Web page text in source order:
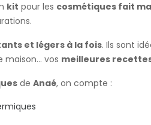
kit pour les cosmétiques fait
et légers à la fois. Ils sont
vos meilleures
de Anaé, on compte :